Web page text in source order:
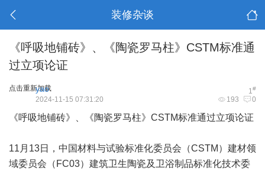
装修杂谈
《呼吸地铺砖》、《陶瓷罗马柱》CSTM标准通
过立项论证
点击重新加载 1#
yao
193 0
2024-11-15 07:31:20
《呼吸地铺砖》、《陶瓷罗马柱》CSTM标准通过立项论证
11月13日，中国材料与试验标准化委员会（CSTM）建材领
域委员会（FC03）建筑卫生陶瓷及卫浴制品标准化技术委